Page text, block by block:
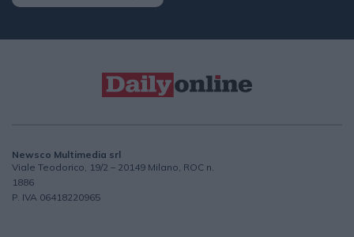
Newsco Multimedia srl
Viale Teodorico, 19/2 – 20149 Milano, ROC n.
1886
P. IVA 06418220965